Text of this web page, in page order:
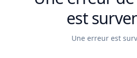
est
Une erreur est